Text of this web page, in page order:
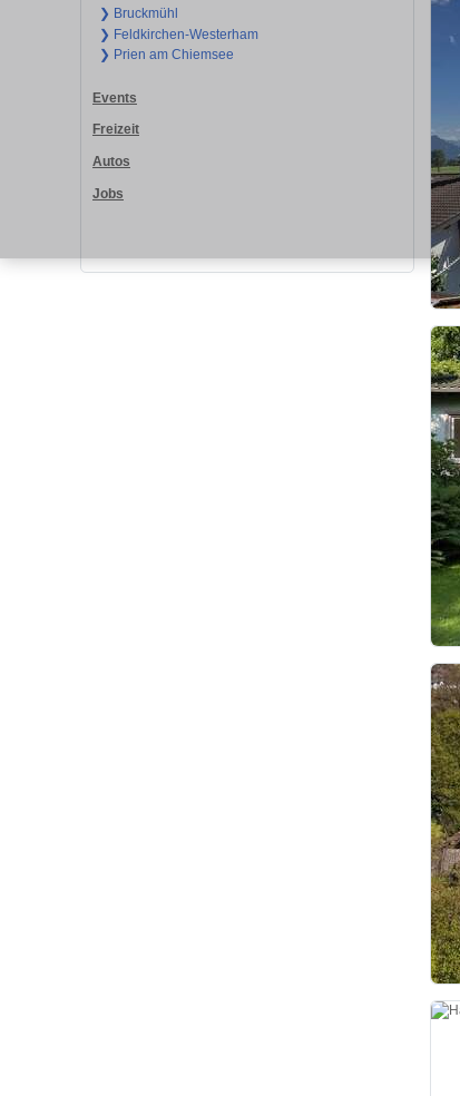
❯ Bruckmühl
❯ Feldkirchen-Westerham
❯ Prien am Chiemsee
Events
Freizeit
Autos
Jobs